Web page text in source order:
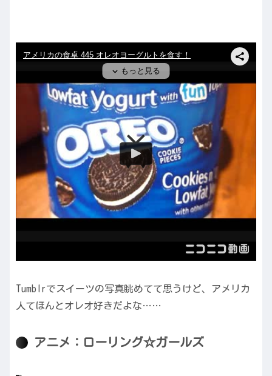
Tumblrでスイーツの写真眺めてて思うけど、アメリカ
人てほんとオレオ好きだよな……
アニメ：ローリング☆ガールズ